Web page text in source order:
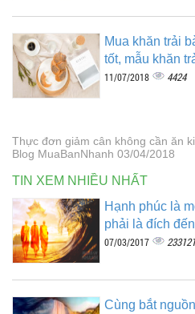
Mua khăn trải
tốt, mẫu khăn
11/07/2018 4424
Thực đơn giảm cân không cần ăn
Blog MuaBanNhanh 03/04/2018
TIN XEM NHIỀU NHẤT
Hạnh phúc là
phải là đích
07/03/2017
Cùng bắt